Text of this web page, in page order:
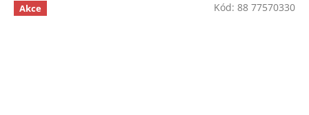
Akce Kód: 88 77570330